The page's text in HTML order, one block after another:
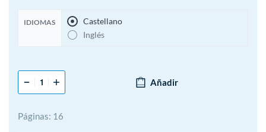
IDIOMAS
Castellano
Inglés
Añadir
Páginas: 16